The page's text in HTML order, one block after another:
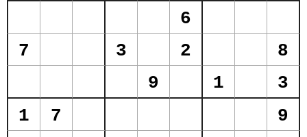
6
7
3 2
8
9
1
3
1
7
9